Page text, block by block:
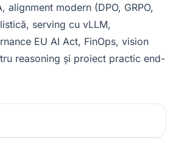
alignment modern (DPO, GRPO,
serving cu vLLM,
EU AI Act, FinOps, vision
reasoning și proiect practic end-